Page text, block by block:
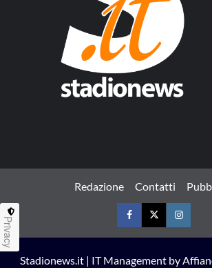
Redazione Contatti
FacebookTwitter
Stadionews.it | IT Management by
Privacy